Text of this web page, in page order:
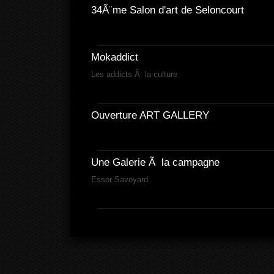
34Ã¨me Salon d'art de Seloncourt
Mokaddict
Les addicts Ã la culture
Ouverture ART GALLERY
Une Galerie Ã la campagne
Essor Savoyard